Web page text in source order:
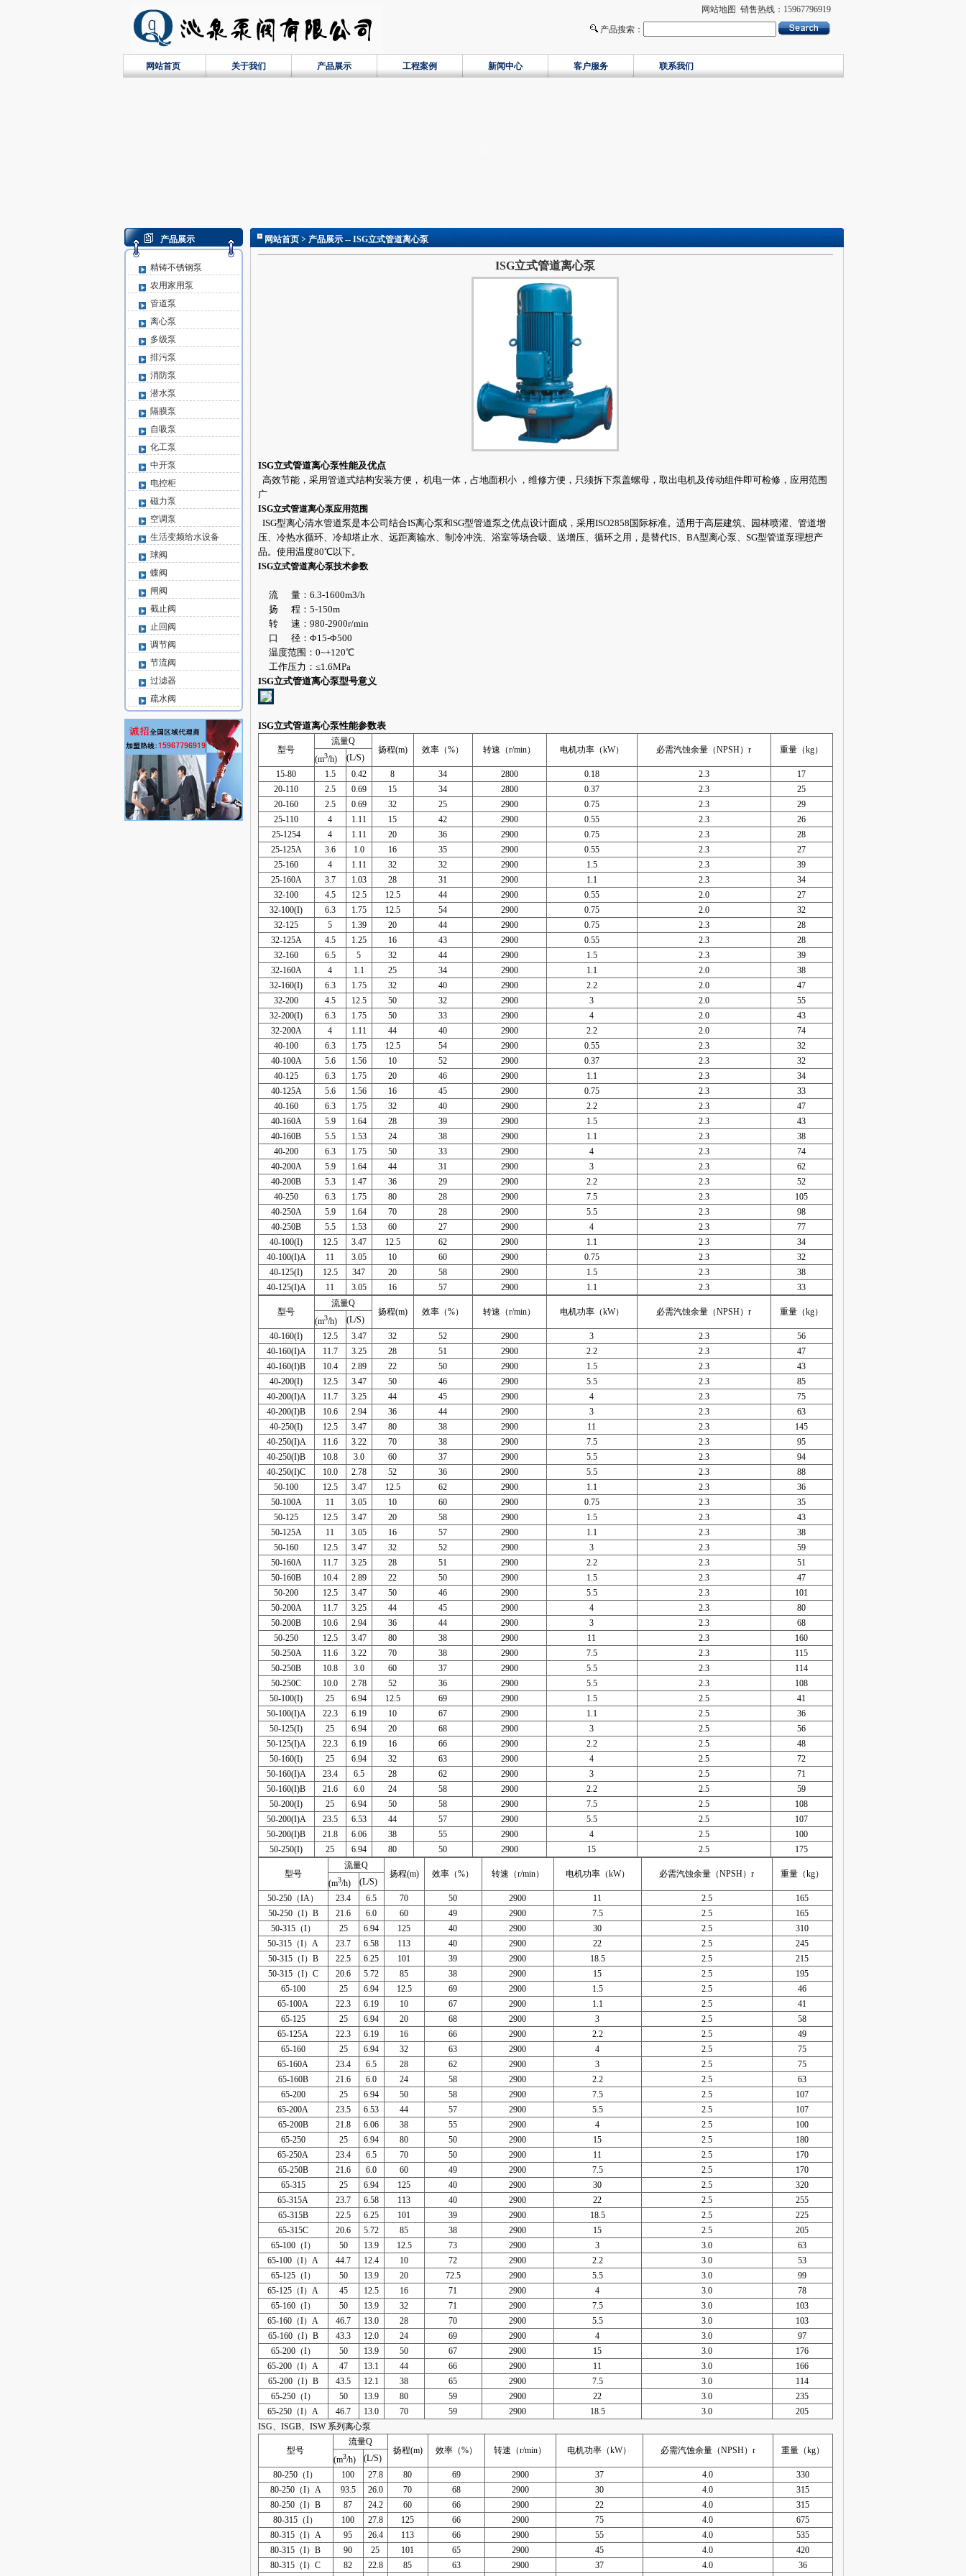
网站地图 销售热线：15967796919
产品搜索：
网站首页 关于我们 产品展示 工程案例 新闻中心 客户服务 联系我们
产品展示
精铸不锈钢泵
农用家用泵
管道泵
离心泵
多级泵
排污泵
消防泵
潜水泵
隔膜泵
自吸泵
化工泵
中开泵
电控柜
磁力泵
空调泵
生活变频给水设备
球阀
蝶阀
闸阀
截止阀
止回阀
调节阀
节流阀
过滤器
疏水阀
网站首页> 产品展示 -- ISG立式管道离心泵
ISG立式管道离心泵
ISG立式管道离心泵性能及优点
高效节能，采用管道式结构安装方便， 机电一体，占地面积小 ，维修方便，只须拆下泵盖螺母，取出电机及传动组件即可检修，应用范围
广
ISG立式管道离心泵应用范围
ISG型离心清水管道泵是本公司结合IS离心泵和SG型管道泵之优点设计面成，采用ISO2858国际标准。适用于高层建筑、园林喷灌、管道增
压、冷热水循环、冷却塔止水、远距离输水、制冷冲洗、浴室等场合吸、送增压、循环之用，是替代IS、BA型离心泵、SG型管道泵理想产
品。使用温度80℃以下。
ISG立式管道离心泵技术参数
流 量：6.3-1600m3/h
扬 程：5-150m
转 速：980-2900r/min
口 径：Φ15-Φ500
温度范围：0~+120℃
工作压力：≤1.6MPa
ISG立式管道离心泵型号意义
ISG立式管道离心泵性能参数表
型号
流量Q
扬程(m)
效率（%） 转速（r/min） 电机功率（kW） 必需汽蚀余量（NPSH）r
重量（kg）
(m3/h)
(L/S)
15-80
1.5 0.42 8 34 2800 0.18 2.3
17
20-110
2.5 0.69 15 34 2800 0.37 2.3
25
20-160
2.5 0.69 32 25 2900 0.75 2.3
29
25-110
4 1.11 15 42 2900 0.55 2.3
26
25-1254
4 1.11 20 36 2900 0.75 2.3
28
25-125A
3.6 1.0 16 35 2900 0.55 2.3
27
25-160
4 1.11 32 32 2900 1.5 2.3
39
25-160A
3.7 1.03 28 31 2900 1.1 2.3
34
32-100
4.5 12.5 12.5 44 2900 0.55 2.0
27
32-100(I)
6.3 1.75 12.5 54 2900 0.75 2.0
32
32-125
5 1.39 20 44 2900 0.75 2.3
28
32-125A
4.5 1.25 16 43 2900 0.55 2.3
28
32-160
6.5 5 32 44 2900 1.5 2.3
39
32-160A
4 1.1 25 34 2900 1.1 2.0
38
32-160(I)
6.3 1.75 32 40 2900 2.2 2.0
47
32-200
4.5 12.5 50 32 2900 3 2.0
55
32-200(I)
6.3 1.75 50 33 2900 4 2.0
43
32-200A
4 1.11 44 40 2900 2.2 2.0
74
40-100
6.3 1.75 12.5 54 2900 0.55 2.3
32
40-100A
5.6 1.56 10 52 2900 0.37 2.3
32
40-125
6.3 1.75 20 46 2900 1.1 2.3
34
40-125A
5.6 1.56 16 45 2900 0.75 2.3
33
40-160
6.3 1.75 32 40 2900 2.2 2.3
47
40-160A
5.9 1.64 28 39 2900 1.5 2.3
43
40-160B
5.5 1.53 24 38 2900 1.1 2.3
38
40-200
6.3 1.75 50 33 2900 4 2.3
74
40-200A
5.9 1.64 44 31 2900 3 2.3
62
40-200B
5.3 1.47 36 29 2900 2.2 2.3
52
40-250
6.3 1.75 80 28 2900 7.5 2.3
105
40-250A
5.9 1.64 70 28 2900 5.5 2.3
98
40-250B
5.5 1.53 60 27 2900 4 2.3
77
40-100(I)
12.5 3.47 12.5 62 2900 1.1 2.3
34
40-100(I)A
11 3.05 10 60 2900 0.75 2.3
32
40-125(I)
12.5 347 20 58 2900 1.5 2.3
38
40-125(I)A
11 3.05 16 57 2900 1.1 2.3 33
型号
流量Q
扬程(m)
效率（%） 转速（r/min） 电机功率（kW） 必需汽蚀余量（NPSH）r
重量（kg）
(m3/h)
(L/S)
40-160(I)
12.5 3.47 32 52 2900 3 2.3
56
40-160(I)A
11.7 3.25 28 51 2900 2.2 2.3
47
40-160(I)B
10.4 2.89 22 50 2900 1.5 2.3
43
40-200(I)
12.5 3.47 50 46 2900 5.5 2.3
85
40-200(I)A
11.7 3.25 44 45 2900 4 2.3
75
40-200(I)B
10.6 2.94 36 44 2900 3 2.3
63
40-250(I)
12.5 3.47 80 38 2900 11 2.3
145
40-250(I)A
11.6 3.22 70 38 2900 7.5 2.3
95
40-250(I)B
10.8 3.0 60 37 2900 5.5 2.3
94
40-250(I)C
10.0 2.78 52 36 2900 5.5 2.3
88
50-100
12.5 3.47 12.5 62 2900 1.1 2.3
36
50-100A
11 3.05 10 60 2900 0.75 2.3
35
50-125
12.5 3.47 20 58 2900 1.5 2.3
43
50-125A
11 3.05 16 57 2900 1.1 2.3
38
50-160
12.5 3.47 32 52 2900 3 2.3
59
50-160A
11.7 3.25 28 51 2900 2.2 2.3
51
50-160B
10.4 2.89 22 50 2900 1.5 2.3
47
50-200
12.5 3.47 50 46 2900 5.5 2.3
101
50-200A
11.7 3.25 44 45 2900 4 2.3
80
50-200B
10.6 2.94 36 44 2900 3 2.3
68
50-250
12.5 3.47 80 38 2900 11 2.3
160
50-250A
11.6 3.22 70 38 2900 7.5 2.3
115
50-250B
10.8 3.0 60 37 2900 5.5 2.3
114
50-250C
10.0 2.78 52 36 2900 5.5 2.3
108
50-100(I)
25 6.94 12.5 69 2900 1.5 2.5
41
50-100(I)A
22.3 6.19 10 67 2900 1.1 2.5
36
50-125(I)
25 6.94 20 68 2900 3 2.5
56
50-125(I)A
22.3 6.19 16 66 2900 2.2 2.5
48
50-160(I)
25 6.94 32 63 2900 4 2.5
72
50-160(I)A
23.4 6.5 28 62 2900 3 2.5
71
50-160(I)B
21.6 6.0 24 58 2900 2.2 2.5
59
50-200(I)
25 6.94 50 58 2900 7.5 2.5
108
50-200(I)A
23.5 6.53 44 57 2900 5.5 2.5
107
50-200(I)B
21.8 6.06 38 55 2900 4 2.5
100
50-250(I)
25 6.94 80 50 2900 15 2.5 175
型号
流量Q
扬程(m)
效率（%） 转速（r/min） 电机功率（kW） 必需汽蚀余量（NPSH）r
重量（kg）
(m3/h)
(L/S)
50-250（IA）
23.4 6.5 70 50 2900 11 2.5
165
50-250（I）B
21.6 6.0 60 49 2900 7.5 2.5
165
50-315（I）
25 6.94 125 40 2900 30 2.5
310
50-315（I）A
23.7 6.58 113 40 2900 22 2.5
245
50-315（I）B
22.5 6.25 101 39 2900 18.5 2.5
215
50-315（I）C
20.6 5.72 85 38 2900 15 2.5
195
65-100
25 6.94 12.5 69 2900 1.5 2.5
46
65-100A
22.3 6.19 10 67 2900 1.1 2.5
41
65-125
25 6.94 20 68 2900 3 2.5
58
65-125A
22.3 6.19 16 66 2900 2.2 2.5
49
65-160
25 6.94 32 63 2900 4 2.5
75
65-160A
23.4 6.5 28 62 2900 3 2.5
75
65-160B
21.6 6.0 24 58 2900 2.2 2.5
63
65-200
25 6.94 50 58 2900 7.5 2.5
107
65-200A
23.5 6.53 44 57 2900 5.5 2.5
107
65-200B
21.8 6.06 38 55 2900 4 2.5
100
65-250
25 6.94 80 50 2900 15 2.5
180
65-250A
23.4 6.5 70 50 2900 11 2.5
170
65-250B
21.6 6.0 60 49 2900 7.5 2.5
170
65-315
25 6.94 125 40 2900 30 2.5
320
65-315A
23.7 6.58 113 40 2900 22 2.5
255
65-315B
22.5 6.25 101 39 2900 18.5 2.5
225
65-315C
20.6 5.72 85 38 2900 15 2.5
205
65-100（I）
50 13.9 12.5 73 2900 3 3.0
63
65-100（I）A
44.7 12.4 10 72 2900 2.2 3.0
53
65-125（I）
50 13.9 20 72.5 2900 5.5 3.0
99
65-125（I）A
45 12.5 16 71 2900 4 3.0
78
65-160（I）
50 13.9 32 71 2900 7.5 3.0
103
65-160（I）A
46.7 13.0 28 70 2900 5.5 3.0
103
65-160（I）B
43.3 12.0 24 69 2900 4 3.0
97
65-200（I）
50 13.9 50 67 2900 15 3.0
176
65-200（I）A
47 13.1 44 66 2900 11 3.0
166
65-200（I）B
43.5 12.1 38 65 2900 7.5 3.0
114
65-250（I）
50 13.9 80 59 2900 22 3.0
235
65-250（I）A
46.7 13.0 70 59 2900 18.5 3.0
205
ISG、ISGB、ISW 系列离心泵
型号
流量Q
扬程(m)
效率（%） 转速（r/min） 电机功率（kW） 必需汽蚀余量（NPSH）r
重量（kg）
(m3/h)
(L/S)
80-250（I）
100 27.8 80 69 2900 37 4.0
330
80-250（I）A
93.5 26.0 70 68 2900 30 4.0
315
80-250（I）B
87 24.2 60 66 2900 22 4.0
315
80-315（I）
100 27.8 125 66 2900 75 4.0
675
80-315（I）A
95 26.4 113 66 2900 55 4.0
535
80-315（I）B
90 25 101 65 2900 45 4.0
420
80-315（I）C
82 22.8 85 63 2900 37 4.0
36